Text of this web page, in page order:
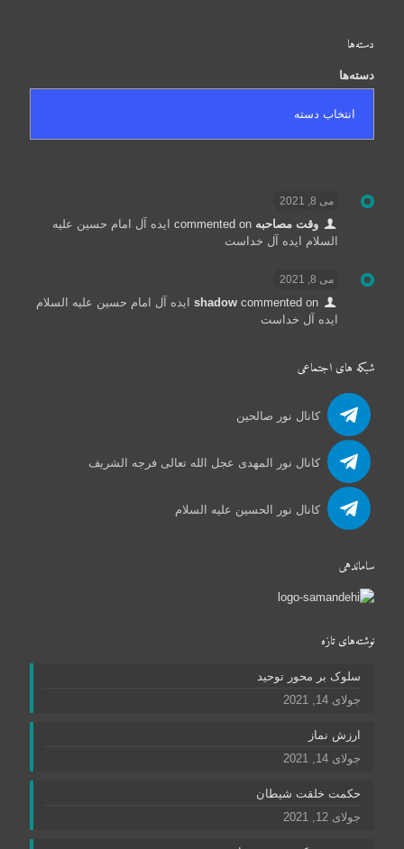
دسته‌ها
دسته‌ها
می 8, 2021
وقت مصاحبه commented on
ایده آل امام حسین علیه
السلام ایده آل خداست
می 8, 2021
shadowcommented on
ایده آل امام حسین علیه السلام
ایده آل خداست
شبکه های اجتماعی
کانال نور صالحین
کانال نور المهدی عجل الله تعالی فرجه الشریف
کانال نور الحسین علیه السلام
ساماندهی
نوشته‌های تازه
سلوک بر محور توحید
جولای 14, 2021
ارزش نماز
جولای 14, 2021
حکمت خلقت شیطان
جولای 12, 2021